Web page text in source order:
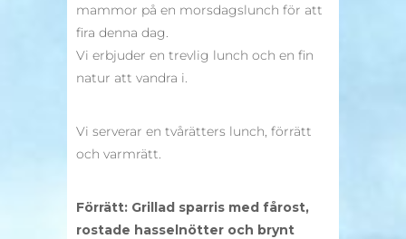
mammor på en morsdagslunch för att
fira denna dag.
Vi erbjuder en trevlig lunch och en fin
natur att vandra i.
Vi serverar en tvårätters lunch, förrätt
och varmrätt.
Förrätt: Grillad sparris med fårost,
rostade hasselnötter och brynt